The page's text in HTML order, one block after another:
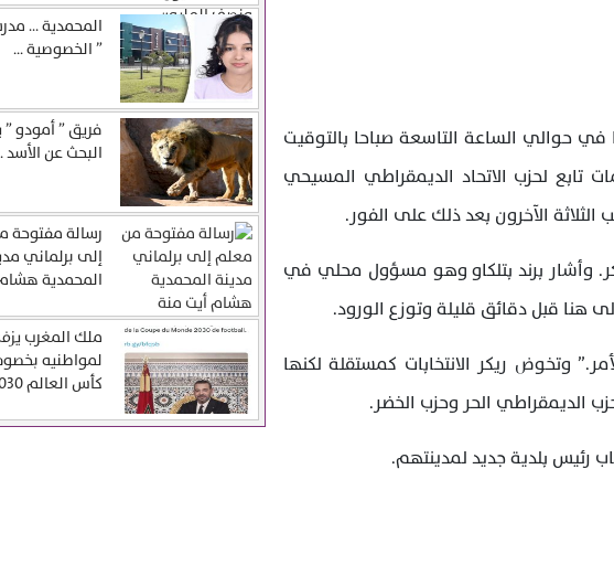
حوالي الساعة التاسعة صباحا بالتوقيت
تابع لحزب الاتحاد الديمقراطي المسيحي
الثلاثة الآخرون بعد ذلك على الفور.
وأشار برند بتلكاو وهو مسؤول محلي في
هنا قبل دقائق قليلة وتوزع الورود.
وتخوض ريكر الانتخابات كمستقلة لكنها
الديمقراطي الحر وحزب الخضر.
رئيس بلدية جديد لمدينتهم.
المحمدية …
” الخصوصية ...
فريق ” أمودو
البحث عن الأسد
رسالة مفتوحة
إلى برلماني
المحمدية
ملك المغرب يزف
لمواطنيه
كأس العالم 2030